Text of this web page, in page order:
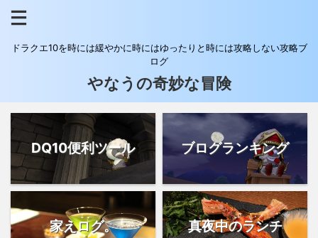
ドラクエ10を時には緩やかに時にはゆったりと時には攻略しない攻略ブ
ログ
やなうの奇妙な冒険
DQ10便利ツール ブログランキング
家えログ。 真夜中のランチ